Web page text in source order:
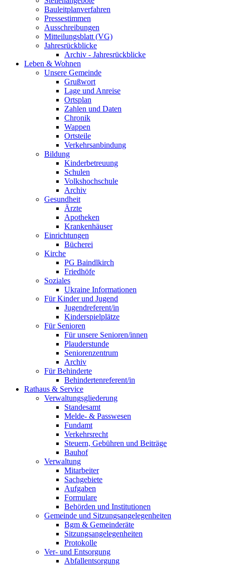
Bauleitplanverfahren
Pressestimmen
Ausschreibungen
Mitteilungsblatt (VG)
Jahresrückblicke
Archiv - Jahresrückblicke
Leben & Wohnen
Unsere Gemeinde
Grußwort
Lage und Anreise
Ortsplan
Zahlen und Daten
Chronik
Wappen
Ortsteile
Verkehrsanbindung
Bildung
Kinderbetreuung
Schulen
Volkshochschule
Archiv
Gesundheit
Ärzte
Apotheken
Krankenhäuser
Einrichtungen
Bücherei
Kirche
PG Baindlkirch
Friedhöfe
Soziales
Ukraine Informationen
Für Kinder und Jugend
Jugendreferent/in
Kinderspielplätze
Für Senioren
Für unsere Senioren/innen
Plauderstunde
Seniorenzentrum
Archiv
Für Behinderte
Behindertenreferent/in
Rathaus & Service
Verwaltungsgliederung
Standesamt
Melde- & Passwesen
Fundamt
Verkehrsrecht
Steuern, Gebühren und Beiträge
Bauhof
Verwaltung
Mitarbeiter
Sachgebiete
Aufgaben
Formulare
Behörden und Institutionen
Gemeinde und Sitzungsangelegenheiten
Bgm & Gemeinderäte
Sitzungsangelegenheiten
Protokolle
Ver- und Entsorgung
Abfallentsorgung